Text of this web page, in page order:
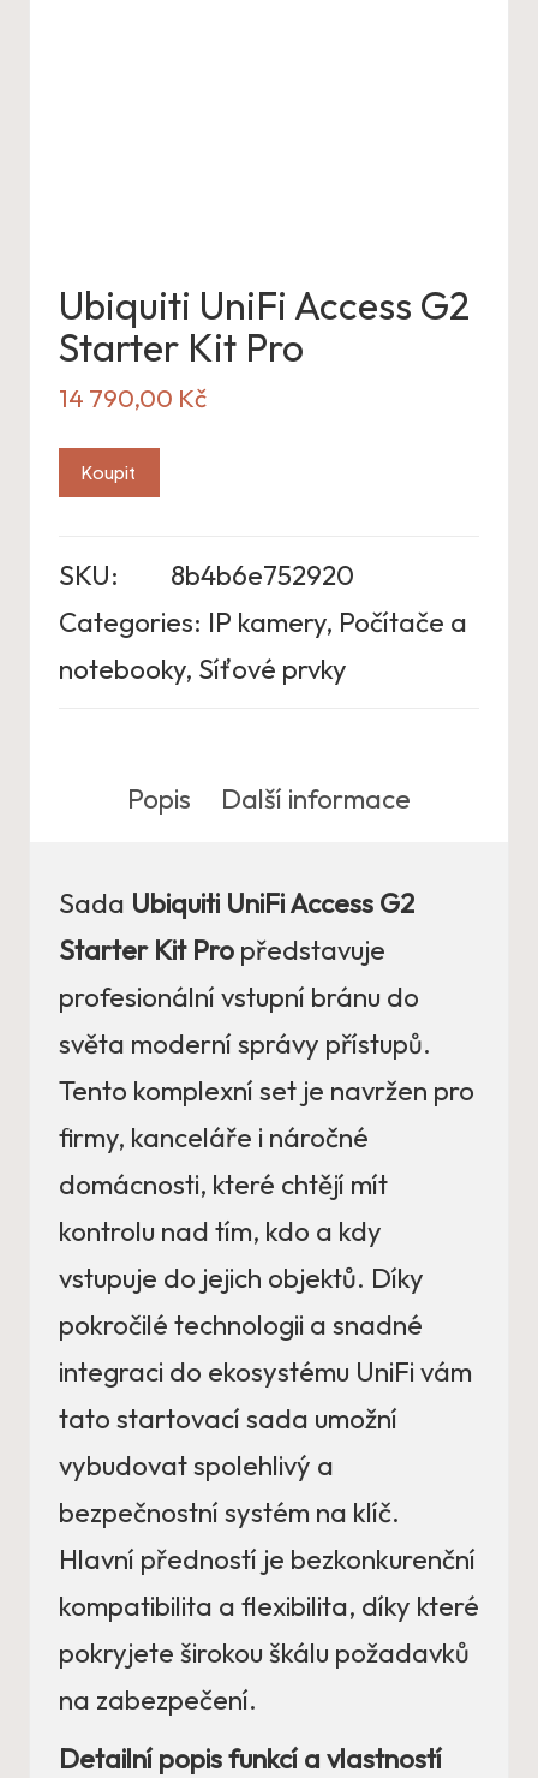
Ubiquiti UniFi Access G2
Starter Kit Pro
14 790,00 Kč
Koupit
SKU:
8b4b6e752920
Categories: IP kamery, Počítače a
notebooky, Síťové prvky
Popis Další informace
Sada Ubiquiti UniFi Access G2
Starter Kit Pro představuje
profesionální vstupní bránu do
světa moderní správy přístupů.
Tento komplexní set je navržen pro
firmy, kanceláře i náročné
domácnosti, které chtějí mít
kontrolu nad tím, kdo a kdy
vstupuje do jejich objektů. Díky
pokročilé technologii a snadné
integraci do ekosystému UniFi vám
tato startovací sada umožní
vybudovat spolehlivý a
bezpečnostní systém na klíč.
Hlavní předností je bezkonkurenční
kompatibilita a flexibilita, díky které
pokryjete širokou škálu požadavků
na zabezpečení.
Detailní popis funkcí a vlastností